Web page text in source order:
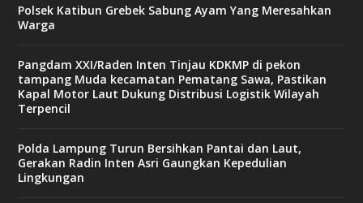
Polsek Katibun Grebek Sabung Ayam Yang Meresahkan
Warga
Pangdam XXI/Raden Inten Tinjau KDKMP di pekon
tampang Muda kecamatan Pematang Sawa, Pastikan
Kapal Motor Laut Dukung Distribusi Logistik Wilayah
Terpencil
Polda Lampung Turun Bersihkan Pantai dan Laut,
Gerakan Radin Inten Asri Gaungkan Kepedulian
Lingkungan